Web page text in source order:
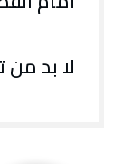
لا بد من